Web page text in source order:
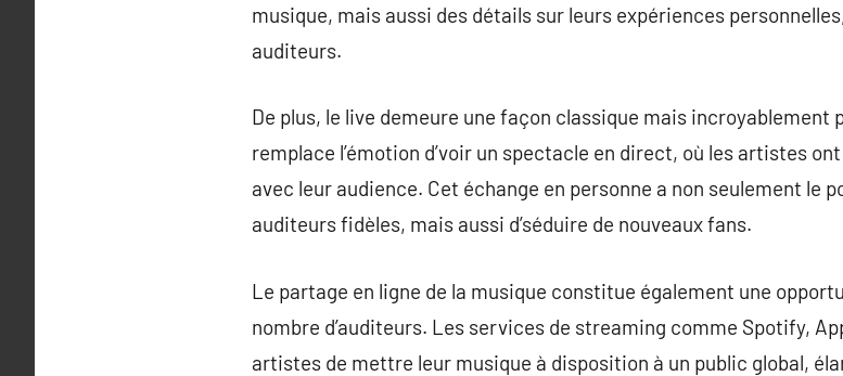
musique, mais aussi des détails sur leurs expériences
auditeurs.
De plus, le live demeure une façon classique mais incroyablement
remplace l’émotion d’voir un spectacle en direct, où les artistes
avec leur audience. Cet échange en personne a non seulement le
auditeurs fidèles, mais aussi d’séduire de nouveaux fans.
Le partage en ligne de la musique constitue également une
nombre d’auditeurs. Les services de streaming comme Spotify,
artistes de mettre leur musique à disposition à un public global,